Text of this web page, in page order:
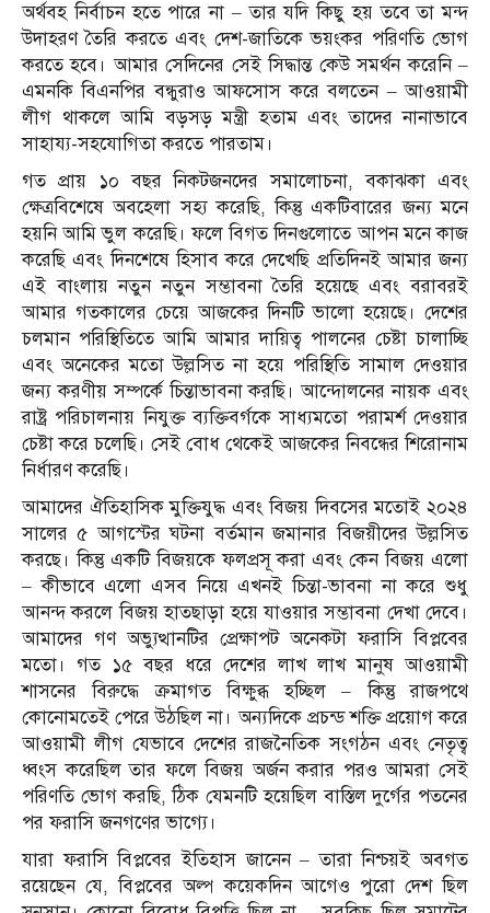
অর্থবহ নির্বাচন হতে পারে না – তার যদি কিছু হয় তবে তা মন্দ
উদাহরণ তৈরি করতে এবং দেশ-জাতিকে ভয়ংকর পরিণতি ভোগ
করতে হবে। আমার সেদিনের সেই সিদ্ধান্ত কেউ সমর্থন করেনি –
এমনকি বিএনপির বন্ধুরাও আফসোস করে বলতেন – আওয়ামী
লীগ থাকলে আমি বড়সড় মন্ত্রী হতাম এবং তাদের নানাভাবে
সাহায্য-সহযোগিতা করতে পারতাম।
গত প্রায় ১০ বছর নিকটজনদের সমালোচনা, বকাঝকা এবং
ক্ষেত্রবিশেষে অবহেলা সহ্য করেছি, কিন্তু একটিবারের জন্য মনে
হয়নি আমি ভুল করেছি। ফলে বিগত দিনগুলোতে আপন মনে কাজ
করেছি এবং দিনশেষে হিসাব করে দেখেছি প্রতিদিনই আমার জন্য
এই বাংলায় নতুন নতুন সম্ভাবনা তৈরি হয়েছে এবং বরাবরই
আমার গতকালের চেয়ে আজকের দিনটি ভালো হয়েছে। দেশের
চলমান পরিস্থিতিতে আমি আমার দায়িত্ব পালনের চেষ্টা চালাচ্ছি
এবং অনেকের মতো উল্লসিত না হয়ে পরিস্থিতি সামাল দেওয়ার
জন্য করণীয় সম্পর্কে চিন্তাভাবনা করছি। আন্দোলনের নায়ক এবং
রাষ্ট্র পরিচালনায় নিযুক্ত ব্যক্তিবর্গকে সাধ্যমতো পরামর্শ দেওয়ার
চেষ্টা করে চলেছি। সেই বোধ থেকেই আজকের নিবন্ধের শিরোনাম
নির্ধারণ করেছি।
আমাদের ঐতিহাসিক মুক্তিযুদ্ধ এবং বিজয় দিবসের মতোই ২০২৪
সালের ৫ আগস্টের ঘটনা বর্তমান জমানার বিজয়ীদের উল্লসিত
করছে। কিন্তু একটি বিজয়কে ফলপ্রসূ করা এবং কেন বিজয় এলো
– কীভাবে এলো এসব নিয়ে এখনই চিন্তা-ভাবনা না করে শুধু
আনন্দ করলে বিজয় হাতছাড়াহয়ে যাওয়ার সম্ভাবনা দেখা দেবে।
আমাদের গণ অভ্যুত্থানটির প্রেক্ষাপট অনেকটা ফরাসি বিপ্লবের
মতো। গত ১৫ বছর ধরে দেশের লাখ লাখ মানুষ আওয়ামী
শাসনের বিরুদ্ধে ক্রমাগত বিক্ষুব্ধ হচ্ছিল – কিন্তু রাজপথে
কোনোমতেই পেরে উঠছিল না। অন্যদিকে প্রচন্ড শক্তি প্রয়োগ করে
আওয়ামী লীগ যেভাবে দেশের রাজনৈতিক সংগঠন এবং নেতৃত্ব
ধ্বংস করেছিল তার ফলে বিজয় অর্জন করার পরও আমরা সেই
পরিণতি ভোগ করছি, ঠিক যেমনটি হয়েছিল বাস্তিল দুর্গের পতনের
পর ফরাসি জনগণের ভাগ্যে।
যারা ফরাসি বিপ্লবের ইতিহাস জানেন – তারা নিশ্চয়ই অবগত
রয়েছেন যে, বিপ্লবের অল্প কয়েকদিন আগেও পুরো দেশ ছিল